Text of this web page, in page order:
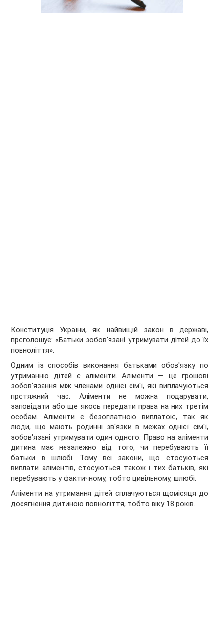
Конституція України, як найвищій закон в державі,
проголошує: «Батьки зобов'язані утримувати дітей до їх
повноліття».
Одним із способів виконання батьками обов'язку по
утриманню дітей є аліменти. Аліменти — це грошові
зобов'язання між членами однієї сім'ї, які виплачуються
протяжний час. Аліменти не можна подарувати,
заповідати або ще якось передати права на них третім
особам. Аліменти є безоплатною виплатою, так як
люди, що мають родинні зв'язки в межах однієї сім'ї,
зобов'язані утримувати один одного. Право на аліменти
дитина має незалежно від того, чи перебувають її
батьки в шлюбі. Тому всі закони, що стосуються
виплати аліментів, стосуються також і тих батьків, які
перебувають у фактичному, тобто цивільному, шлюбі.
Аліменти на утримання дітей сплачуються щомісяця до
досягнення дитиною повноліття, тобто віку 18 років.